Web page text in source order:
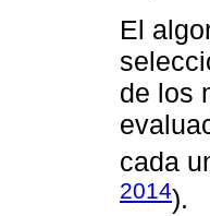
El
de los
cada
2014).